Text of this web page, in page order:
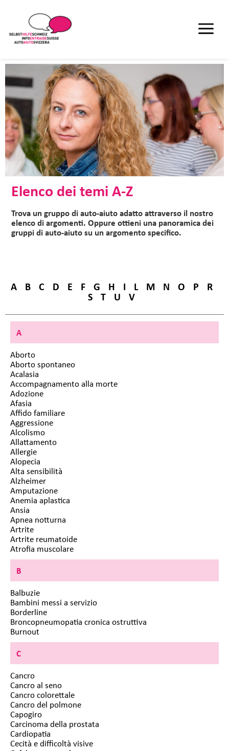
Elenco dei temi A-Z
Trova un gruppo di auto-aiuto adatto attraverso il nostro
elenco di argomenti. Oppure ottieni una panoramica dei
gruppi di auto-aiuto su un argomento specifico.
A B C D E F G H I L M N O P R
S T U V
A
Aborto
Aborto spontaneo
Acalasia
Accompagnamento alla morte
Adozione
Afasia
Affido familiare
Aggressione
Alcolismo
Allattamento
Allergie
Alopecia
Alta sensibilità
Alzheimer
Amputazione
Anemia aplastica
Ansia
Apnea notturna
Artrite
Artrite reumatoide
Atrofia muscolare
B
Balbuzie
Bambini messi a servizio
Borderline
Broncopneumopatia cronica ostruttiva
Burnout
C
Cancro
Cancro al seno
Cancro colorettale
Cancro del polmone
Capogiro
Carcinoma della prostata
Cardiopatia
Cecità e difficoltà visive